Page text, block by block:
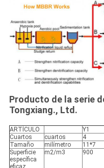
Producto de la serie
Tongxiang., Ltd.
ARTÍCULO Y1
Cuartos
cuartos 4
Tamaño
milímetro 11*7
Superficie
específica
eficaz
m2/m3 900